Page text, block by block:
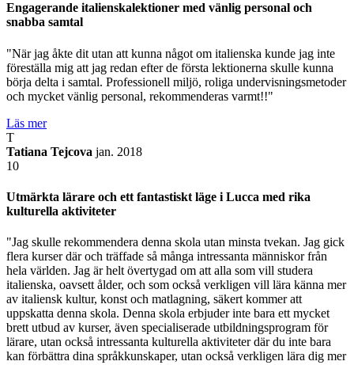
Engagerande italienskalektioner med vänlig personal och
snabba samtal
"När jag åkte dit utan att kunna något om italienska kunde jag inte
föreställa mig att jag redan efter de första lektionerna skulle kunna
börja delta i samtal. Professionell miljö, roliga undervisningsmetoder
och mycket vänlig personal, rekommenderas varmt!!"
Läs mer
T
Tatiana Tejcova jan. 2018
10
Utmärkta lärare och ett fantastiskt läge i Lucca med rika
kulturella aktiviteter
"Jag skulle rekommendera denna skola utan minsta tvekan. Jag gick
flera kurser där och träffade så många intressanta människor från
hela världen. Jag är helt övertygad om att alla som vill studera
italienska, oavsett ålder, och som också verkligen vill lära känna mer
av italiensk kultur, konst och matlagning, säkert kommer att
uppskatta denna skola. Denna skola erbjuder inte bara ett mycket
brett utbud av kurser, även specialiserade utbildningsprogram för
lärare, utan också intressanta kulturella aktiviteter där du inte bara
kan förbättra dina språkkunskaper, utan också verkligen lära dig mer